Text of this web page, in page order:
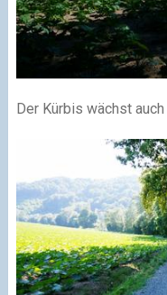
Der Kürbis wächst